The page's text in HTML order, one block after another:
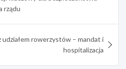
rządu
udziałem rowerzystów – mandat i
hospitalizacja